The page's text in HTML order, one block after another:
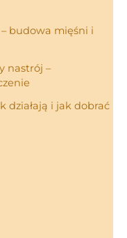
budowa mięśni i
nastrój –
działają i jak dobrać